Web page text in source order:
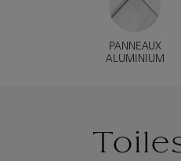
PANNEAUX
ALUMINIUM